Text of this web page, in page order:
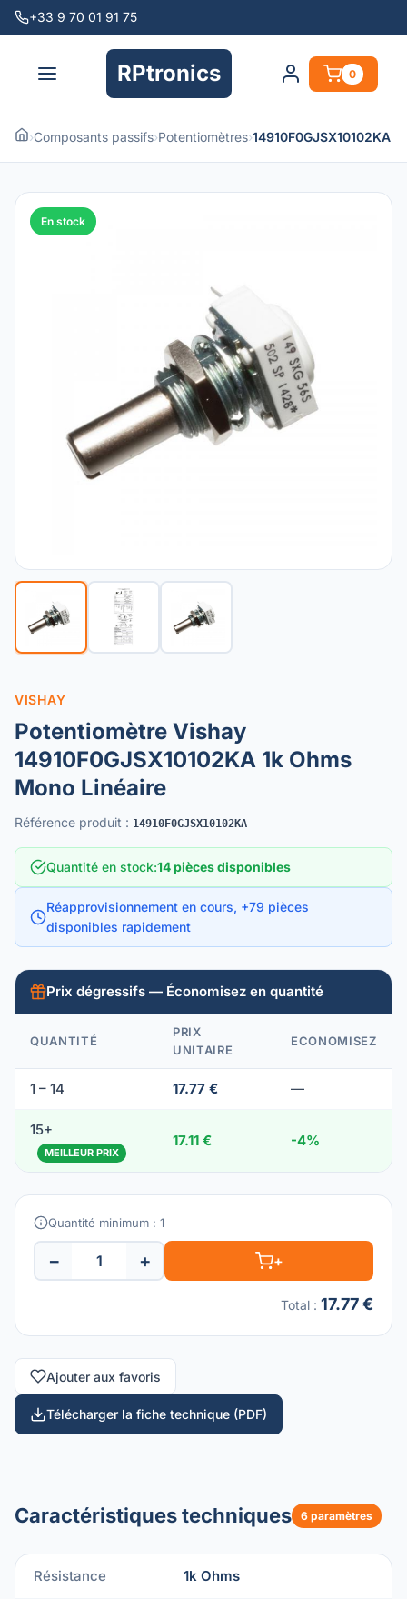
+33 9 70 01 91 75
RPtronics 0
›Composants passifs›Potentiomètres›14910F0GJSX10102KA
En stock
VISHAY
Potentiomètre Vishay
14910F0GJSX10102KA 1k Ohms
Mono Linéaire
Référence produit : 14910F0GJSX10102KA
Quantité en stock:14 pièces disponibles
Réapprovisionnement en cours, +79 pièces
disponibles rapidement
Prix dégressifs — Économisez en quantité
QUANTITÉ
PRIX
UNITAIRE
ECONOMISEZ
1 – 14 17.77 € —
15+
MEILLEUR PRIX
17.11 € -4%
Quantité minimum : 1
− + +
Total : 17.77 €
Ajouter aux favoris
Télécharger la fiche technique (PDF)
Caractéristiques techniques 6 paramètres
Résistance 1k Ohms